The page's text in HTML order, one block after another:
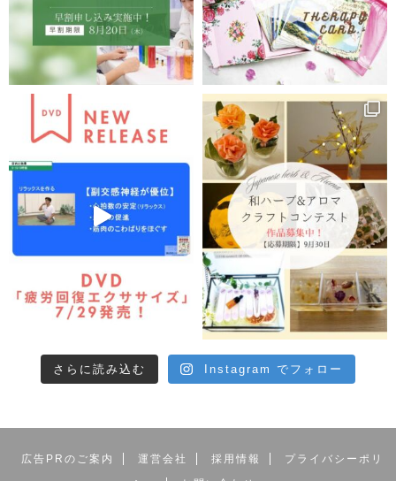
さらに読み込む Instagram でフォロー
広告PRのご案内 運営会社 採用情報
プライバシーポリ